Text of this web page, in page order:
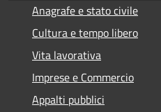
Anagrafe e stato civile
Cultura e tempo libero
Vita lavorativa
Imprese e Commercio
Appalti pubblici